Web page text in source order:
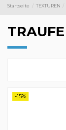
Startseite TEXTUREN
TRAUFE
-15%